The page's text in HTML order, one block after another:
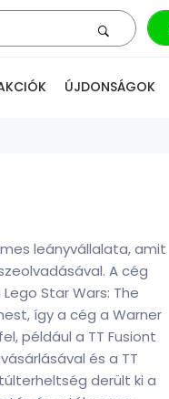
ÚJDONSÁGOK
leányvállalata, amit
A cég
Star Wars: The
így a cég a Warner
például a TT Fusiont
és a TT
derült ki a